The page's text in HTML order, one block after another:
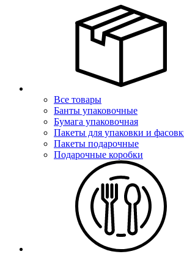
Все товары
Банты упаковочные
Бумага упаковочная
Пакеты для упаковки и
Пакеты подарочные
Подарочные коробки